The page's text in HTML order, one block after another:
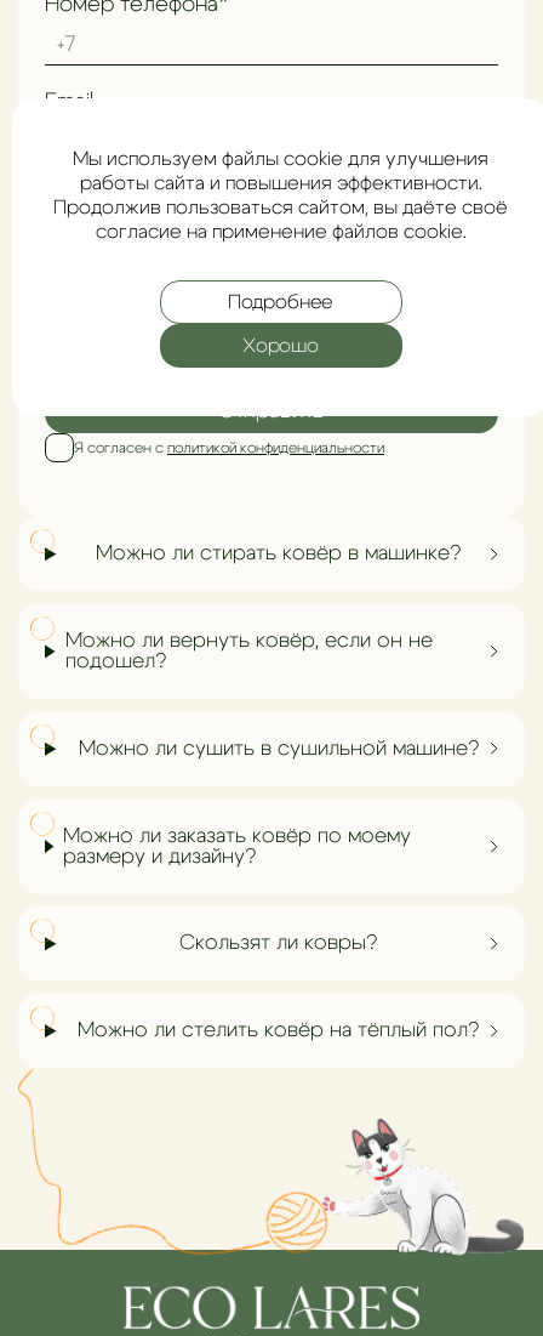
Номер телефона*
Email
Дополнительно
Я согласен с политикой конфиденциальности
Отправить
Можно ли стирать ковёр в машинке?
Можно ли вернуть ковёр, если он не
подошел?
Можно ли сушить в сушильной машине?
Можно ли заказать ковёр по моему
размеру и дизайну?
Скользят ли ковры?
Можно ли стелить ковёр на тёплый пол?
Мы используем файлы cookie для улучшения
работы сайта и повышения эффективности.
Продолжив пользоваться сайтом, вы даёте своё
согласие на применение файлов cookie.
Подробнее
Хорошо